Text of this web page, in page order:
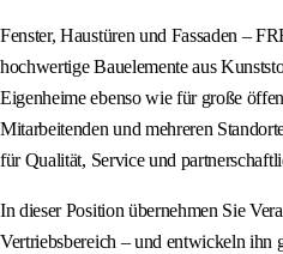
Fenster, Haustüren und Fassaden –
hochwertige Bauelemente aus
Eigenheime ebenso wie für große
Mitarbeitenden und mehreren
für Qualität, Service und
In dieser Position übernehmen Sie
Vertriebsbereich – und entwickeln ihn